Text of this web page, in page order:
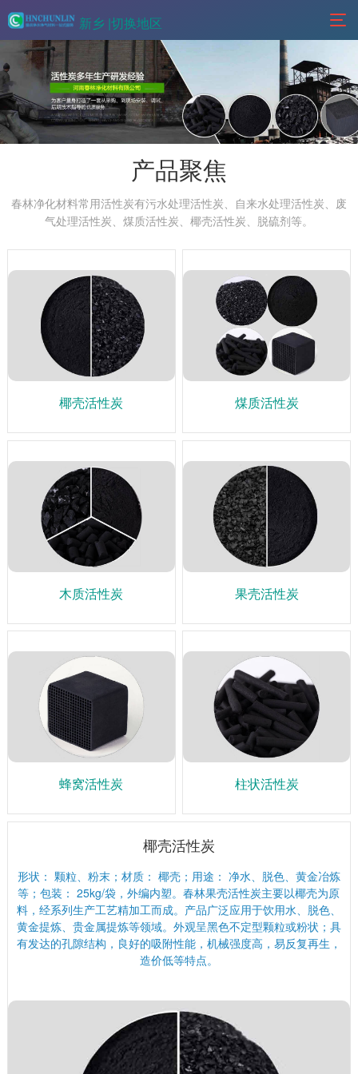
新乡 |切换地区
产品聚焦
春林净化材料常用活性炭有污水处理活性炭、自来水处理活性炭、废
气处理活性炭、煤质活性炭、椰壳活性炭、脱硫剂等。
椰壳活性炭 煤质活性炭
木质活性炭 果壳活性炭
蜂窝活性炭 柱状活性炭
椰壳活性炭
形状： 颗粒、粉末；材质： 椰壳；用途： 净水、脱色、黄金冶炼
等；包装： 25kg/袋，外编内塑。春林果壳活性炭主要以椰壳为原
料，经系列生产工艺精加工而成。产品广泛应用于饮用水、脱色、
黄金提炼、贵金属提炼等领域。外观呈黑色不定型颗粒或粉状；具
有发达的孔隙结构，良好的吸附性能，机械强度高，易反复再生，
造价低等特点。